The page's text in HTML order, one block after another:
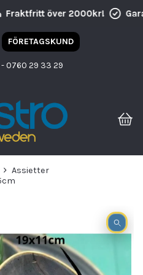
Fraktfritt över 2000kr!
FÖRETAGSKUND
- 0760 29 33 29
Assietter